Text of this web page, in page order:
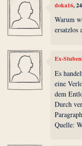
doka16,
Warum
ersatzlos
Ex-
Es
eine
dem
Durch
Quelle: